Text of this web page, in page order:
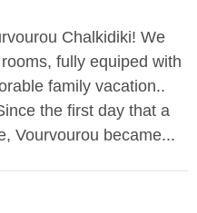
Chalkidiki! We
fully equiped with
family vacation..
the first day that a
Vourvourou became...